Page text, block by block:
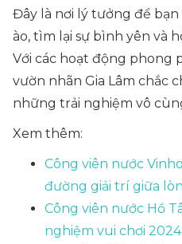
Đây là nơi lý tưởng để
ào, tìm lại sự bình yên và
Với các hoạt động phong
vườn nhãn Gia Lâm chắc
những trải nghiệm vô
Xem thêm:
Công viên nước
đường giải trí giữa
Công viên nước Hồ
nghiệm vui chơi 2024